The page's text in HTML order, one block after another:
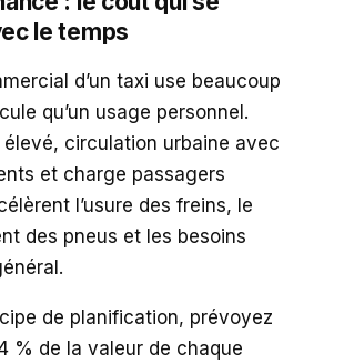
le temps
d’un taxi use beaucoup
qu’un usage personnel.
circulation urbaine avec
et charge passagers
l’usure des freins, le
des pneus et les besoins
de planification, prévoyez
% de la valeur de chaque